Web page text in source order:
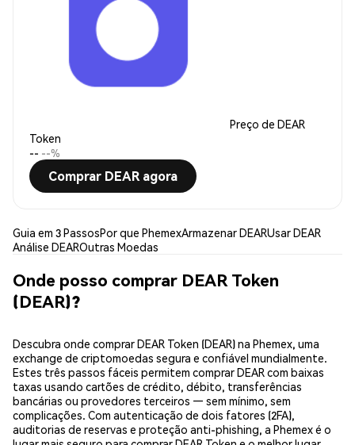
Preço de DEAR
Token
-- --%
Comprar DEAR agora
Guia em 3 PassosPor que PhemexArmazenar DEARUsar DEAR
Análise DEAROutras Moedas
Onde posso comprar DEAR Token
(DEAR)?
Descubra onde comprar DEAR Token (DEAR) na Phemex, uma
exchange de criptomoedas segura e confiável mundialmente.
Estes três passos fáceis permitem comprar DEAR com baixas
taxas usando cartões de crédito, débito, transferências
bancárias ou provedores terceiros — sem mínimo, sem
complicações. Com autenticação de dois fatores (2FA),
auditorias de reservas e proteção anti-phishing, a Phemex é o